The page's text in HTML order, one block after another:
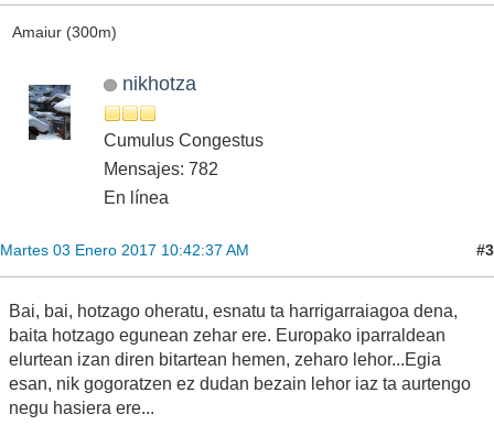
Amaiur (300m)
nikhotza
Cumulus Congestus
Mensajes: 782
En línea
Martes 03 Enero 2017 10:42:37 AM #3
Bai, bai, hotzago oheratu, esnatu ta harrigarraiagoa dena,
baita hotzago egunean zehar ere. Europako iparraldean
elurtean izan diren bitartean hemen, zeharo lehor...Egia
esan, nik gogoratzen ez dudan bezain lehor iaz ta aurtengo
negu hasiera ere...